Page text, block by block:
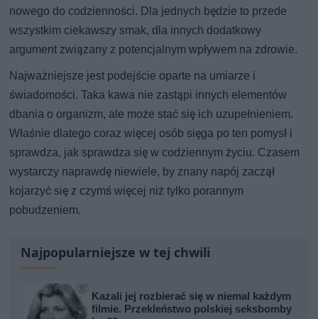
nowego do codzienności. Dla jednych będzie to przede
wszystkim ciekawszy smak, dla innych dodatkowy
argument związany z potencjalnym wpływem na zdrowie.
Najważniejsze jest podejście oparte na umiarze i
świadomości. Taka kawa nie zastąpi innych elementów
dbania o organizm, ale może stać się ich uzupełnieniem.
Właśnie dlatego coraz więcej osób sięga po ten pomysł i
sprawdza, jak sprawdza się w codziennym życiu. Czasem
wystarczy naprawdę niewiele, by znany napój zaczął
kojarzyć się z czymś więcej niż tylko porannym
pobudzeniem.
Najpopularniejsze w tej chwili
Kazali jej rozbierać się w niemal każdym
filmie. Przekleństwo polskiej seksbomby